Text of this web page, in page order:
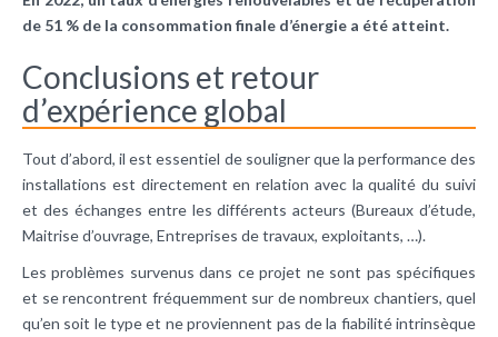
de 51 % de la consommation finale d’énergie a été atteint.
Conclusions et retour
d’expérience global
Tout d’abord, il est essentiel de souligner que la performance des
installations est directement en relation avec la qualité du suivi
et des échanges entre les différents acteurs (Bureaux d’étude,
Maitrise d’ouvrage, Entreprises de travaux, exploitants, …).
Les problèmes survenus dans ce projet ne sont pas spécifiques
et se rencontrent fréquemment sur de nombreux chantiers, quel
qu’en soit le type et ne proviennent pas de la fiabilité intrinsèque